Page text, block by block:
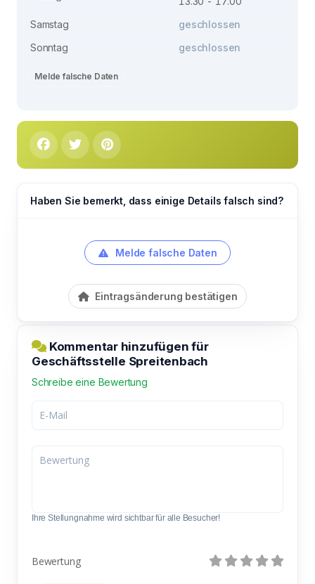
Samstag
geschlossen
Sonntag
geschlossen
Melde falsche Daten
Haben Sie bemerkt, dass einige Details falsch sind?
Melde falsche Daten
Eintragsänderung bestätigen
Kommentar hinzufügen für
Geschäftsstelle Spreitenbach
Schreibe eine Bewertung
Ihre Stellungnahme wird sichtbar für alle Besucher!
Bewertung